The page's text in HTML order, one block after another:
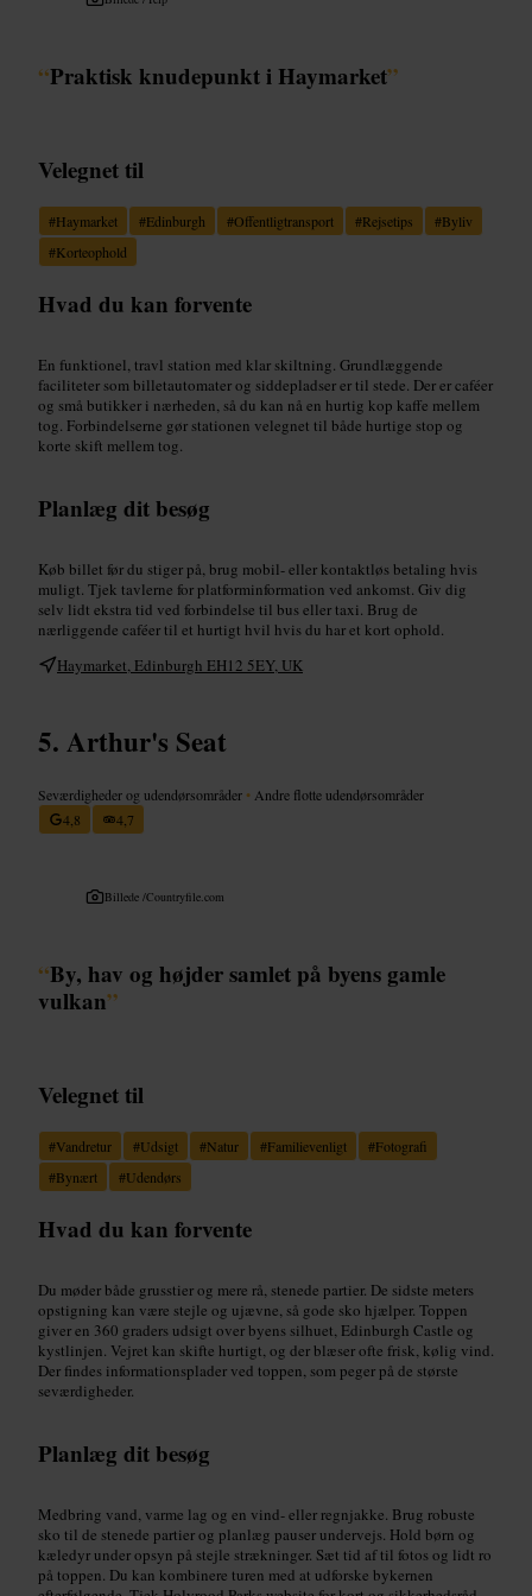
“Praktisk knudepunkt i Haymarket”
Velegnet til
#Haymarket #Edinburgh #Offentligtransport #Rejsetips #Byliv
#Korteophold
Hvad du kan forvente
En funktionel, travl station med klar skiltning. Grundlæggende
faciliteter som billetautomater og siddepladser er til stede. Der er caféer
og små butikker i nærheden, så du kan nå en hurtig kop kaffe mellem
tog. Forbindelserne gør stationen velegnet til både hurtige stop og
korte skift mellem tog.
Planlæg dit besøg
Køb billet før du stiger på, brug mobil- eller kontaktløs betaling hvis
muligt. Tjek tavlerne for platforminformation ved ankomst. Giv dig
selv lidt ekstra tid ved forbindelse til bus eller taxi. Brug de
nærliggende caféer til et hurtigt hvil hvis du har et kort ophold.
Haymarket, Edinburgh EH12 5EY, UK
Arthur's Seat
Seværdigheder og udendørsområder • Andre flotte udendørsområder
4,8
4,7
Billede /Countryfile.com
“By, hav og højder samlet på byens gamle
vulkan”
Velegnet til
#Vandretur #Udsigt #Natur #Familievenligt #Fotografi
#Bynært #Udendørs
Hvad du kan forvente
Du møder både grusstier og mere rå, stenede partier. De sidste meters
opstigning kan være stejle og ujævne, så gode sko hjælper. Toppen
giver en 360 graders udsigt over byens silhuet, Edinburgh Castle og
kystlinjen. Vejret kan skifte hurtigt, og der blæser ofte frisk, kølig vind.
Der findes informationsplader ved toppen, som peger på de største
seværdigheder.
Planlæg dit besøg
Medbring vand, varme lag og en vind- eller regnjakke. Brug robuste
sko til de stenede partier og planlæg pauser undervejs. Hold børn og
kæledyr under opsyn på stejle strækninger. Sæt tid af til fotos og lidt ro
på toppen. Du kan kombinere turen med at udforske bykernen